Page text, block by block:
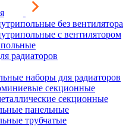
без вентилятора
с вентилятором
радиаторов
наборы для радиаторов
секционные
секционные
панельные
трубчатые